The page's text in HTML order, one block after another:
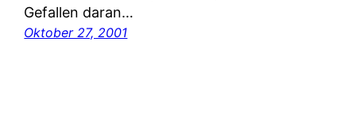
Gefallen daran…
Oktober 27, 2001